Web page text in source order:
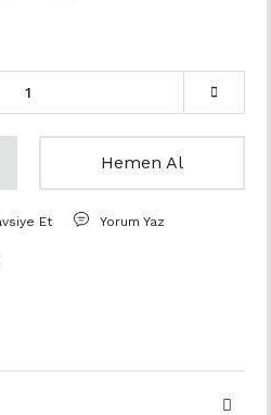
Hemen Al
Et Yorum Yaz